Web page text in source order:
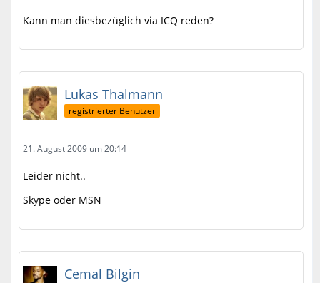
Kann man diesbezüglich via ICQ reden?
Lukas Thalmann
registrierter Benutzer
21. August 2009 um 20:14
Leider nicht..
Skype oder MSN
Cemal Bilgin